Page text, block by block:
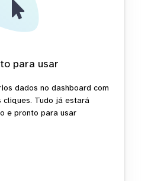
para usar
dados no dashboard com
cliques. Tudo já estará
e pronto para usar